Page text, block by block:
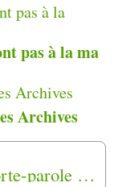
pas à la ma
Archives
Entretien avec Achour Baali, porte-parole toulousain des Harkis